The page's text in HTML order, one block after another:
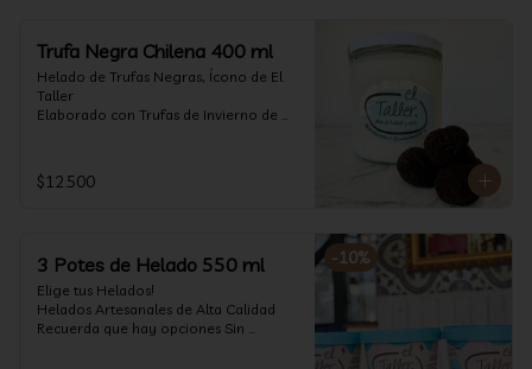
Trufa Negra Chilena 400 ml
Helado de Trufas Negras, Ícono de El
Taller
Elaborado con Trufas de Invierno de
cremoso y con un delicado proceso
para obtener una experiencia
esta Edición es muy Limitada,
aproveche ya de vivir esta fantástica
experiencia!!
$12.500
-10%
3 Potes de Helado 550 ml
Elige tus Helados!
Helados Artesanales de Alta Calidad
Recuerda que hay opciones Sin